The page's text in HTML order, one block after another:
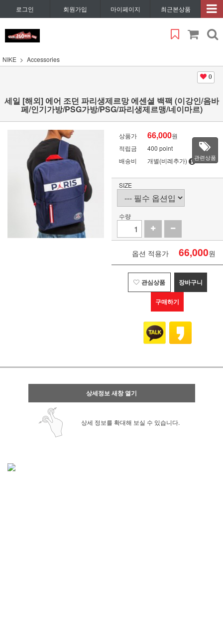
로그인 회원가입 마이페이지 최근본상품
NIKE Accessories
0
세일 [해외] 에어 조던 파리생제르망 에센셜 백팩 (이강인/음바
페/인기가방/PSG가방/PSG/파리생제르맹/네이마르)
상품가 66,000원
적립금
400 point
배송비
개별(비례추가) 관련상품
SIZE
수량
옵션 적용가 66,000원
관심상품 장바구니
구매하기
상세정보 새창 열기
상세 정보를 확대해 보실 수 있습니다.